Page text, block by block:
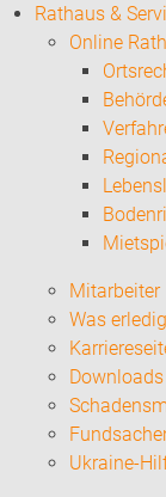
Rathaus &
Online
Mitarbeiter
Was
Downloads
Ukraine-